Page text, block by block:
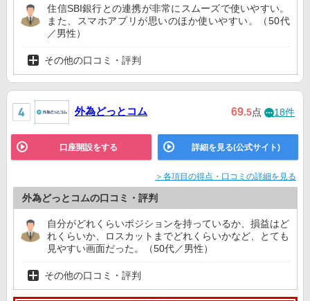
住信SBI銀行との連携が非常にスムーズで使いやすい。
また、スマホアプリが思いのほか使いやすい。（50代
／男性）
その他の口コミ・評判
外為どっとコム 69.5点 18件
口座開設をする 詳細を見る(公式サイト)
＞各項目の得点・口コミの詳細を見る
外為どっとコムの口コミ・評判
自分がどれくらいポジションを持っているか、損益はど
れくらいか、ロスカットまでどれくらいかなど、とても
見やすい画面だった。（50代／男性）
その他の口コミ・評判